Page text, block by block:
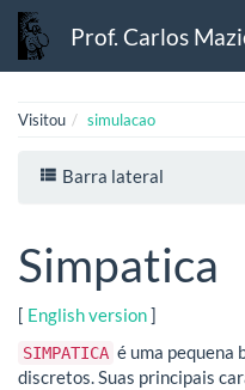
Prof. Carlos
Visitou simulacao
Barra lateral
Simpatica
[ English version]
SIMPATICA é uma pequena
discretos. Suas principais